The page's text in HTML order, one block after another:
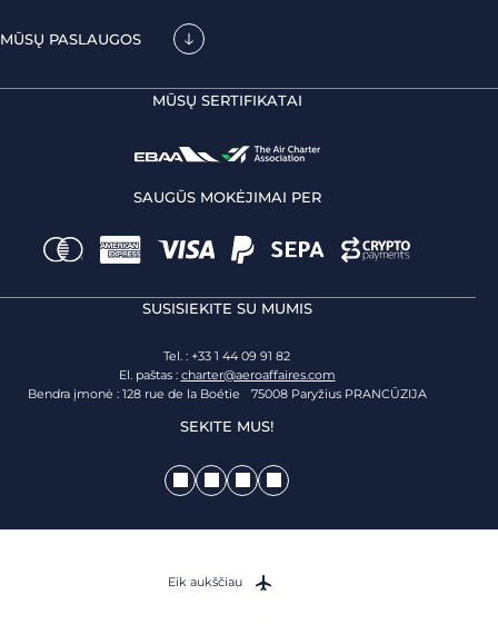
MŪSŲ PASLAUGOS
MŪSŲ SERTIFIKATAI
SAUGŪS MOKĖJIMAI PER
SUSISIEKITE SU MUMIS
Tel. : +33 1 44 09 91 82
El. paštas : charter@aeroaffaires.com
Bendra įmonė : 128 rue de la Boétie 75008 Paryžius PRANCŪZIJA
SEKITE MUS!
Eik aukščiau